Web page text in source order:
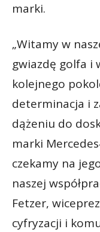
marki.
„Witamy w
gwiazdę golfa i
kolejnego
determinacja i
dążeniu do
marki
czekamy na
naszej
Fetzer,
cyfryzacji i